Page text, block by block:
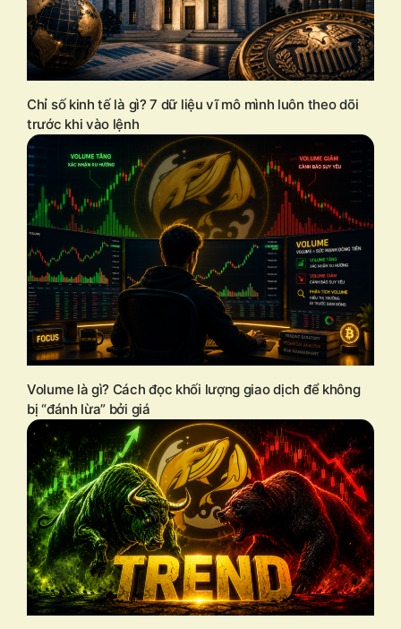
Chỉ số kinh tế là gì? 7 dữ liệu vĩ mô mình luôn theo dõi
trước khi vào lệnh
Volume là gì? Cách đọc khối lượng giao dịch để không
bị “đánh lừa” bởi giá